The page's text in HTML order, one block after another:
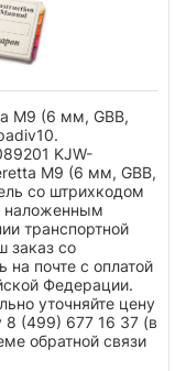
M9 (6 мм, GBB,
KJW-
M9 (6 мм, GBB,
со штрихкодом
наложенным
транспортной
заказ со
почте с оплатой
Федерации.
уточняйте цену
8 (499) 677 16 37 (в
обратной связи